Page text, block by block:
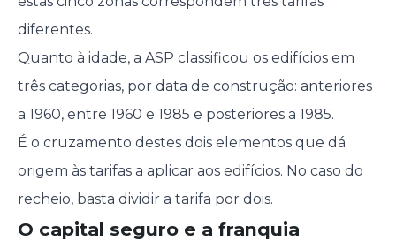
diferentes.
Quanto à idade, a ASP classificou os edifícios em
três categorias, por data de construção: anteriores
a 1960, entre 1960 e 1985 e posteriores a 1985.
É o cruzamento destes dois elementos que dá
origem às tarifas a aplicar aos edifícios. No caso do
recheio, basta dividir a tarifa por dois.
O capital seguro e a franquia